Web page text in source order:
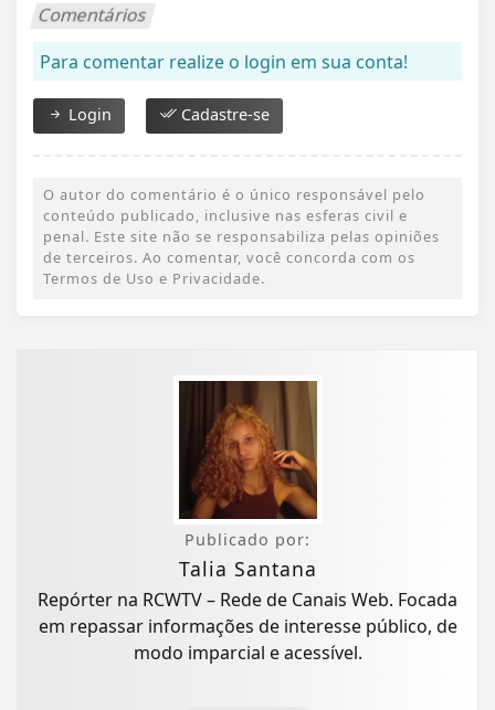
Comentários
Para comentar realize o login em sua conta!
Login Cadastre-se
O autor do comentário é o único responsável pelo
conteúdo publicado, inclusive nas esferas civil e
penal. Este site não se responsabiliza pelas opiniões
de terceiros. Ao comentar, você concorda com os
Termos de Uso e Privacidade.
Publicado por:
Talia Santana
Repórter na RCWTV – Rede de Canais Web. Focada
em repassar informações de interesse público, de
modo imparcial e acessível.